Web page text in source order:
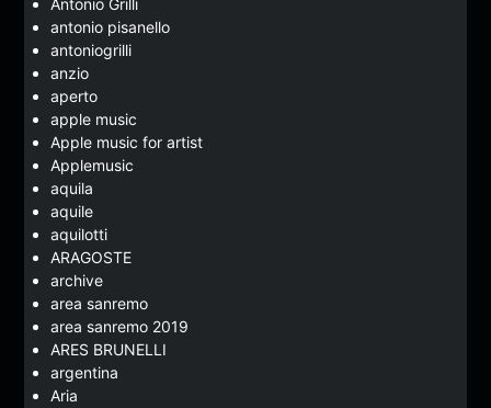
Antonio Grilli
antonio pisanello
antoniogrilli
anzio
aperto
apple music
Apple music for artist
Applemusic
aquila
aquile
aquilotti
ARAGOSTE
archive
area sanremo
area sanremo 2019
ARES BRUNELLI
argentina
Aria